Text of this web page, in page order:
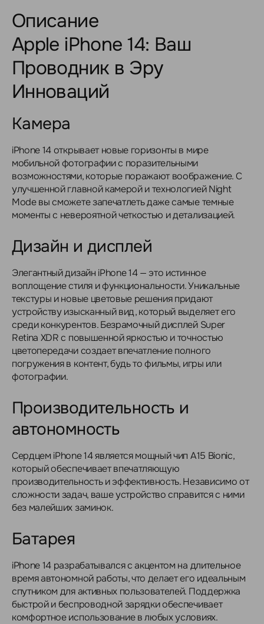
Описание
Apple iPhone 14: Ваш
Проводник в Эру
Инноваций
Камера
iPhone 14 открывает новые горизонты в мире
мобильной фотографии с поразительными
возможностями, которые поражают воображение. С
улучшенной главной камерой и технологией Night
Mode вы сможете запечатлеть даже самые темные
моменты с невероятной четкостью и детализацией.
Дизайн и дисплей
Элегантный дизайн iPhone 14 — это истинное
воплощение стиля и функциональности. Уникальные
текстуры и новые цветовые решения придают
устройству изысканный вид, который выделяет его
среди конкурентов. Безрамочный дисплей Super
Retina XDR с повышенной яркостью и точностью
цветопередачи создает впечатление полного
погружения в контент, будь то фильмы, игры или
фотографии.
Производительность и
автономность
Сердцем iPhone 14 является мощный чип A15 Bionic,
который обеспечивает впечатляющую
производительность и эффективность. Независимо от
сложности задач, ваше устройство справится с ними
без малейших заминок.
Батарея
iPhone 14 разрабатывался с акцентом на длительное
время автономной работы, что делает его идеальным
спутником для активных пользователей. Поддержка
быстрой и беспроводной зарядки обеспечивает
комфортное использование в любых условиях.